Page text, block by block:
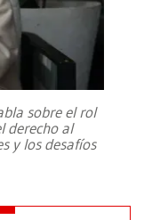
sobre el rol
derecho al
y los desafíos